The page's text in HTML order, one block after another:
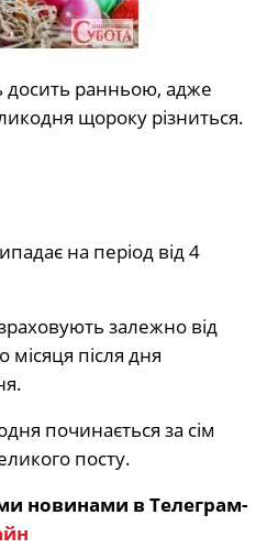
досить ранньою, адже
щороку різниться.
на період від 4
залежно від
після дня
починається за сім
посту.
новинами в Телеграм-